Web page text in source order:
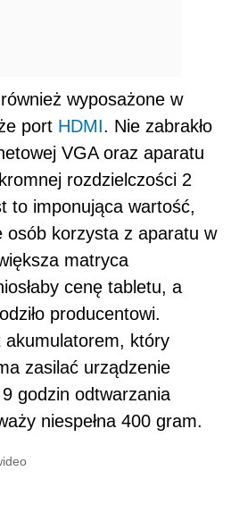
wyposażone w
port HDMI. Nie zabrakło
VGA oraz aparatu
rozdzielczości 2
to imponująca wartość,
osób korzysta z aparatu w
matryca
cenę tabletu, a
producentowi.
akumulatorem, który
zasilać urządzenie
godzin odtwarzania
niespełna 400 gram.